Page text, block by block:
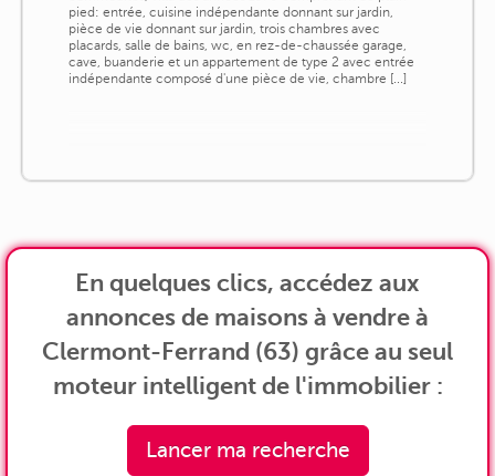
pied: entrée, cuisine indépendante donnant sur jardin,
pièce de vie donnant sur jardin, trois chambres avec
placards, salle de bains, wc, en rez-de-chaussée garage,
cave, buanderie et un appartement de type 2 avec entrée
indépendante composé d'une pièce de vie, chambre [...]
En quelques clics, accédez aux
annonces de maisons à vendre à
Clermont-Ferrand (63) grâce au seul
moteur intelligent de l'immobilier :
Lancer ma recherche